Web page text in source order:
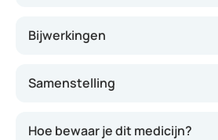
Bijwerkingen
Samenstelling
Hoe bewaar je dit medicijn?